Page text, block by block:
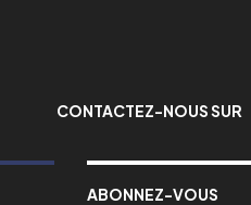
CONTACTEZ-NOUS SUR
ABONNEZ-VOUS